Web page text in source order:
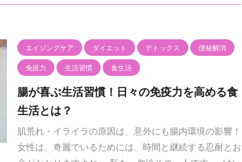
エイジングケア ダイエット デトックス 便秘解消
免疫力 生活習慣 食生活
腸が喜ぶ生活習慣！日々の免疫力を高める食
生活とは？
肌荒れ・イライラの原因は、意外にも腸内環境の影響！
女性は、奇麗でいるためには、時間と継続する忍耐とお